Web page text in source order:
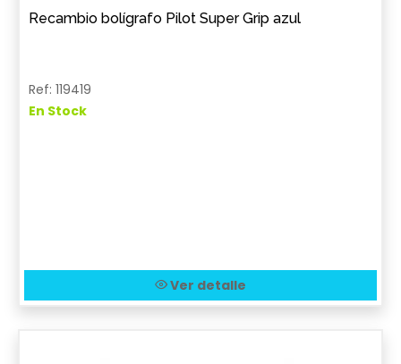
Recambio bolígrafo Pilot Super Grip azul
Ref: 119419
En Stock
Ver detalle